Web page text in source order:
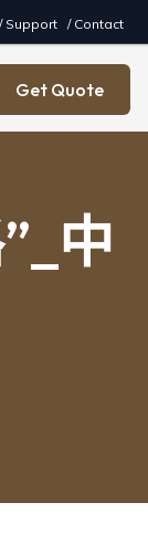
/ Support / Contact
Get Quote
中